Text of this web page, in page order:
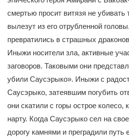
смертью просит витязя не убивать
вылезут из его отрубленной
превратились в страшных
Иныжи носители зла, активные
заговоров. Таковыми они
убили Саусэрыко». Иныжи с
Саусэрыко, затеявшим погубить
они скатили с горы острое колесо,
нарту. Когда Саусэрыко сел на
дорогу камнями и преградили